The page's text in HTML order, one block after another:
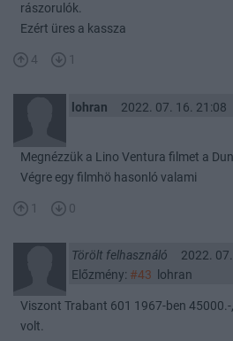
rászorulók.
Ezért üres a kassza
4 1
lohran 2022. 07. 16. 21:08
Megnézzük a Lino Ventura filmet a
Végre egy filmhö hasonló valami
1 0
Törölt felhasználó
2022.
Előzmény: #43 lohran
Viszont Trabant 601 1967-ben
volt.